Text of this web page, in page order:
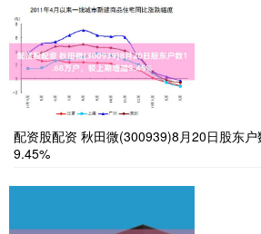
配资股配资 秋田微(300939)8月20日股东
9.45%